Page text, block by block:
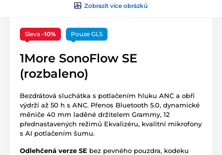
Zobrazit více obrázků
Sleva -10% Pouze GLS
1More SonoFlow SE
(rozbaleno)
Bezdrátová sluchátka s potlačením hluku ANC a obří
výdrží až 50 h s ANC. Přenos Bluetooth 5.0, dynamické
měniče 40 mm laděné držitelem Grammy, 12
přednastavených režimů Ekvalizéru, kvalitní mikrofony
s AI potlačením šumu.
Odlehčená verze SE bez pevného pouzdra, kodeku